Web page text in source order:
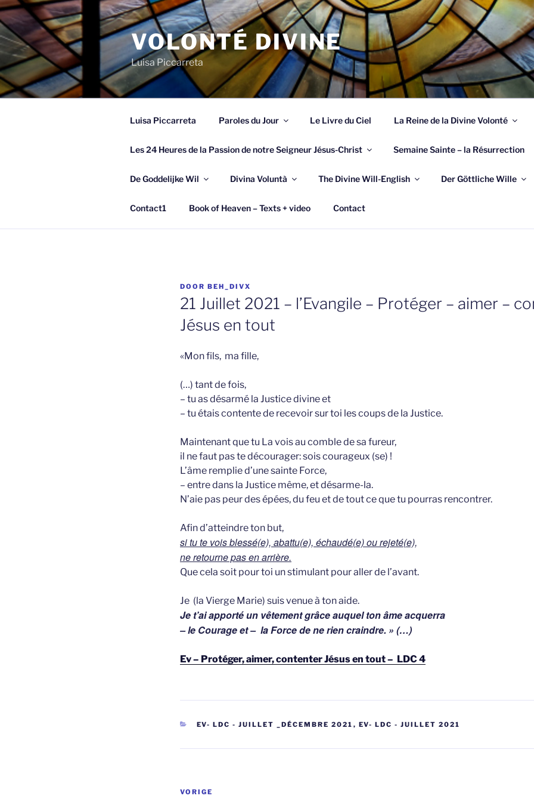
Spring
naar
de
inhoud
VOLONTÉ DIVINE
Luisa Piccarreta
Luisa Piccarreta Paroles du Jour Le Livre du Ciel La Reine de la Divine Volonté
Les 24 Heures de la Passion de notre Seigneur Jésus-Christ Semaine Sainte – la Résurrection
De Goddelijke Wil Divina Voluntà The Divine Will-English Der Göttliche Wille
Contact1 Book of Heaven – Texts + video Contact
GEPLAATST
OP
DOOR BEH_DIVX
21 Juillet 2021 – l’Evangile – Protéger – aimer –
Jésus en tout
«Mon fils, ma fille,
(…) tant de fois,
– tu as désarmé la Justice divine et
– tu étais contente de recevoir sur toi les coups de la Justice.
Maintenant que tu La vois au comble de sa fureur,
il ne faut pas te décourager: sois courageux (se) !
L’âme remplie d’une sainte Force,
– entre dans la Justice même, et désarme-la.
N’aie pas peur des épées, du feu et de tout ce que tu pourras rencontrer.
Afin d’atteindre ton but,
si tu te vois blessé(e), abattu(e), échaudé(e) ou rejeté(e),
ne retourne pas en arrière.
Que cela soit pour toi un stimulant pour aller de l’avant.
Je (la Vierge Marie) suis venue à ton aide.
Je t’ai apporté un vêtement grâce auquel ton âme acquerra
– le Courage et – la Force de ne rien craindre. » (…)
Ev – Protéger, aimer, contenter Jésus en tout – LDC 4
CATEGORIEËN
EV- LDC - JUILLET _DÉCEMBRE 2021 , EV- LDC - JUILLET 2021
Berichtnavigatie
Vorig
VORIGE